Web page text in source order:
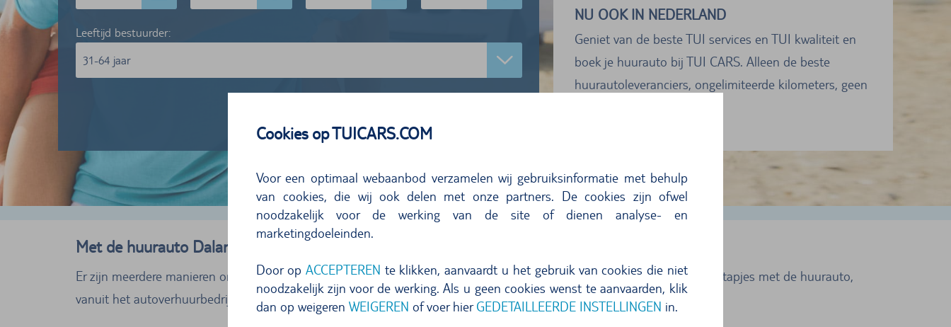
Cookies op TUICARS.COM
Voor een optimaal webaanbod verzamelen wij gebruiksinformatie met behulp
van cookies, die wij ook delen met onze partners. De cookies zijn ofwel
noodzakelijk voor de werking van de site of dienen analyse- en
marketingdoeleinden.
Door op ACCEPTEREN te klikken, aanvaardt u het gebruik van cookies die niet
noodzakelijk zijn voor de werking. Als u geen cookies wenst te aanvaarden, klik
dan op weigeren WEIGEREN of voer hierGEDETAILLEERDE INSTELLINGEN in.
Leeftijd bestuurder:
31-64 jaar
NU OOK IN NEDERLAND
Geniet van de beste TUI services en TUI kwaliteit en
boek je huurauto bij TUI CARS. Alleen de beste
huurautoleveranciers, ongelimiteerde kilometers, geen
Met de huurauto Dalaman ontdekken: zeiltochten langs de kust
Er zijn meerdere manieren om de heerlijke kuststrook tussen Dalaman en Fethiye te ontdekken. Aan te bevelen zijn uitstapjes met de huurauto,
vanuit het autoverhuurbedrijf in Dalaman bereikt u de eerste stranden al na enkele minuten.